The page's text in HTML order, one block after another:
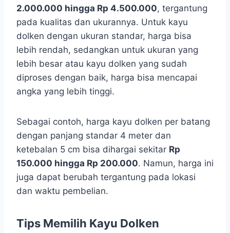
2.000.000 hingga Rp 4.500.000, tergantung
pada kualitas dan ukurannya. Untuk kayu
dolken dengan ukuran standar, harga bisa
lebih rendah, sedangkan untuk ukuran yang
lebih besar atau kayu dolken yang sudah
diproses dengan baik, harga bisa mencapai
angka yang lebih tinggi.
Sebagai contoh, harga kayu dolken per batang
dengan panjang standar 4 meter dan
ketebalan 5 cm bisa dihargai sekitar Rp
150.000 hingga Rp 200.000. Namun, harga ini
juga dapat berubah tergantung pada lokasi
dan waktu pembelian.
Tips Memilih Kayu Dolken